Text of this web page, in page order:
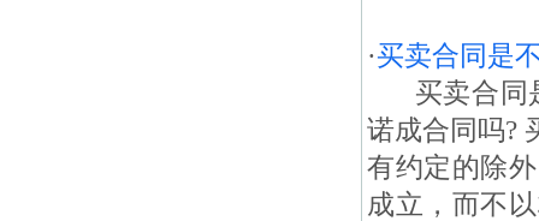
·买卖合同是
买卖合同
诺成合同吗?
有约定的除
成立，而不